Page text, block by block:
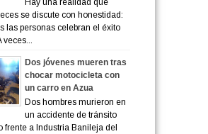
se discute con honestidad:
las personas celebran el éxito
Dos jóvenes mueren tras
chocar motocicleta con
un carro en Azua
Dos hombres murieron en
un accidente de tránsito
frente a Industria Banileja del